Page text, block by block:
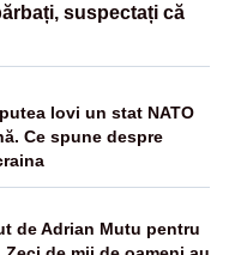
suspectați că
lovi un stat NATO
Ce spune despre
de Adrian Mutu pentru